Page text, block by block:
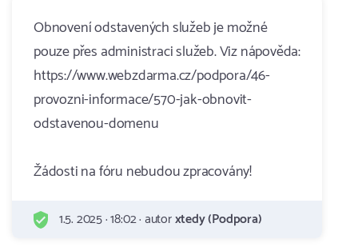
Obnovení odstavených služeb je možné
pouze přes administraci služeb. Viz nápověda:
https://www.webzdarma.cz/podpora/46-
provozni-informace/570-jak-obnovit-
odstavenou-domenu
Žádosti na fóru nebudou zpracovány!
1.5. 2025 · 18:02 · autorxtedy (Podpora)